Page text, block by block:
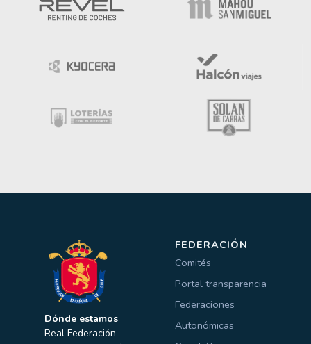
Dónde estamos
Real Federación
FEDERACIÓN
Comités
Portal transparencia
Federaciones
Autonómicas